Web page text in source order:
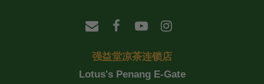
强益堂凉茶连锁店
Lotus's Penang E-Gate